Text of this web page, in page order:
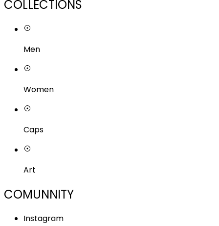
COLLECTIONS
Men
Women
Caps
Art
COMUNNITY
Instagram